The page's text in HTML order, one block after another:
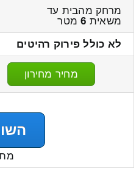
מרחק מהבית עד
משאית 6מטר
לא כולל פירוק רהיטים
מחיר מחירון
מתוך 3